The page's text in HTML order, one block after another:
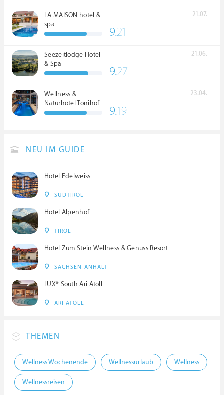
LA MAISON hotel &
spa
21.07.
9.21
Seezeitlodge Hotel
& Spa
21.06.
9.27
Wellness &
Naturhotel Tonihof
****S
23.04.
9.19
NEU IM GUIDE
Hotel Edelweiss
SÜDTIROL
Hotel Alpenhof
TIROL
Hotel Zum Stein Wellness & Genuss Resort
SACHSEN-ANHALT
LUX* South Ari Atoll
ARI ATOLL
THEMEN
Wellness Wochenende Wellnessurlaub Wellness
Wellnessreisen